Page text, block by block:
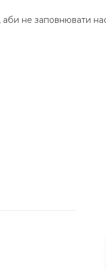
аби не заповнювати